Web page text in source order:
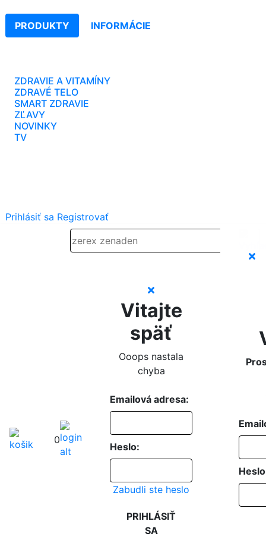
PRODUKTY INFORMÁCIE
ZDRAVIE A VITAMÍNY
ZDRAVÉ TELO
SMART ZDRAVIE
ZĽAVY
NOVINKY
TV
Prihlásiť sa Registrovať
0
Vitajte
späť
Ooops nastala
chyba
Emailová adresa:
Heslo:
Zabudli ste heslo
PRIHLÁSIŤ
SA